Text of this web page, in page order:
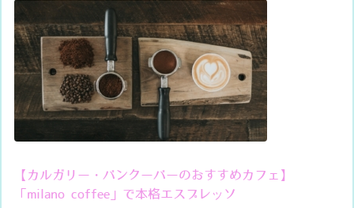
【カルガリー・バンクーバーのおすすめカフェ】
「milano coffee」で本格エスプレッソ